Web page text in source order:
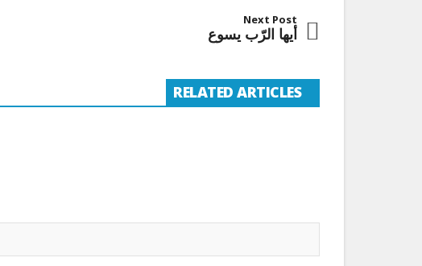
Next Post
أيها الرّب يسوع
RELATED ARTICLES